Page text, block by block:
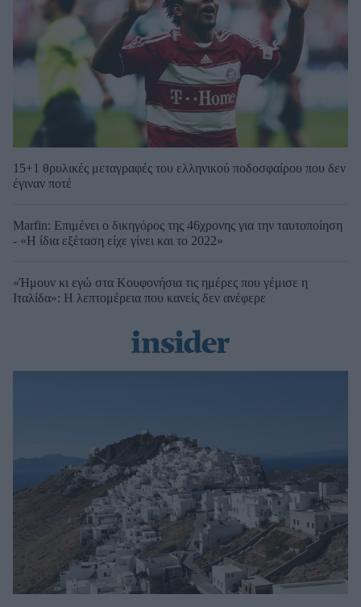
15+1 θρυλικές μεταγραφές του ελληνικού ποδοσφαίρου που δεν
έγιναν ποτέ
Marfin: Επιμένει ο δικηγόρος της 46χρονης για την ταυτοποίηση
- «Η ίδια εξέταση είχε γίνει και το 2022»
«Ήμουν κι εγώ στα Κουφονήσια τις ημέρες που γέμισε η
Ιταλίδα»: Η λεπτομέρεια που κανείς δεν ανέφερε